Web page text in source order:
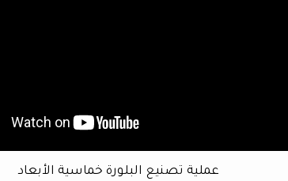
عملية تصنيع البلورة خماسية الأبعاد